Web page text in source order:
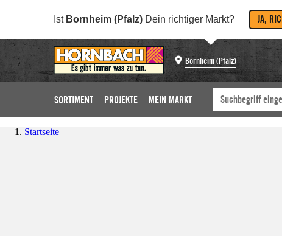
Ist Bornheim (Pfalz) Dein richtiger Markt? JA,
Bornheim (Pfalz)
SORTIMENT PROJEKTE MEIN MARKT
Startseite